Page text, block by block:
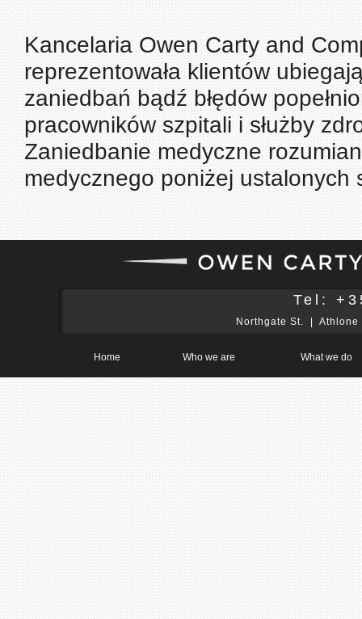
Kancelaria Owen Carty and
reprezentowała klientów
zaniedbań bądź błędów
pracowników szpitali i służby
Zaniedbanie medyczne
medycznego poniżej
Home Who we are What we do
Northgate St. |
Tel: